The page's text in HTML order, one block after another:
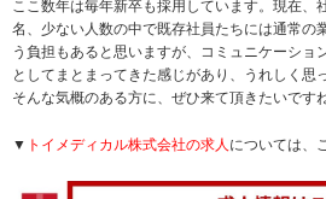
ここ数年は毎年新卒も採用しています。現在、
名、少ない人数の中で既存社員たちには通常の
う負担もあると思いますが、コミュニケーショ
としてまとまってきた感じがあり、うれしく思
そんな気概のある方に、ぜひ来て頂きたいですね
▼ トイメディカル株式会社の求人 については、